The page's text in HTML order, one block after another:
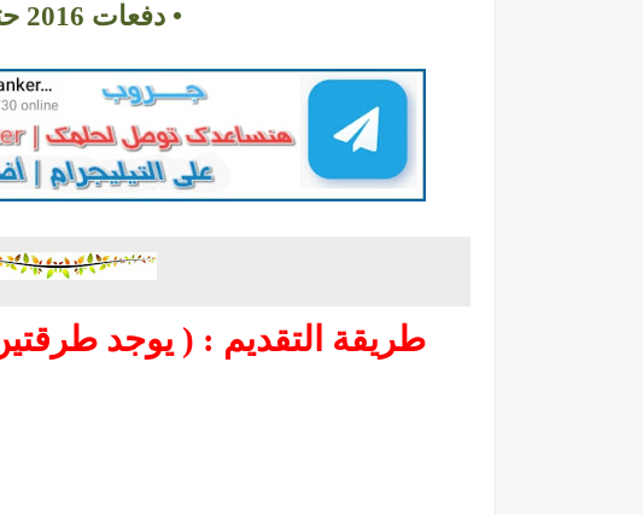
• دفعات 2016 حتي 2020
طريقة التقديم : ( يوجد